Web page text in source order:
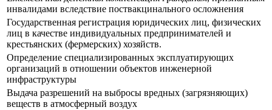
инвалидами вследствие поствакцинального осложнения
Государственная регистрация юридических лиц, физических
лиц в качестве индивидуальных предпринимателей и
крестьянских (фермерских) хозяйств.
Определение специализированных эксплуатирующих
организаций в отношении объектов инженерной
инфраструктуры
Выдача разрешений на выбросы вредных (загрязняющих)
веществ в атмосферный воздух